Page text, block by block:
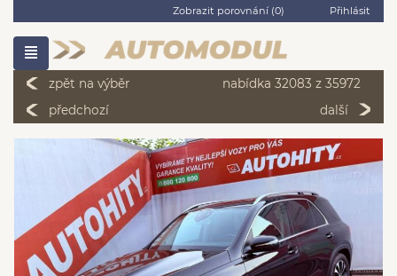
Zobrazit porovnání (0) Přihlásit
zpět na výběr
nabídka 32083 z 35972
předchozí
další